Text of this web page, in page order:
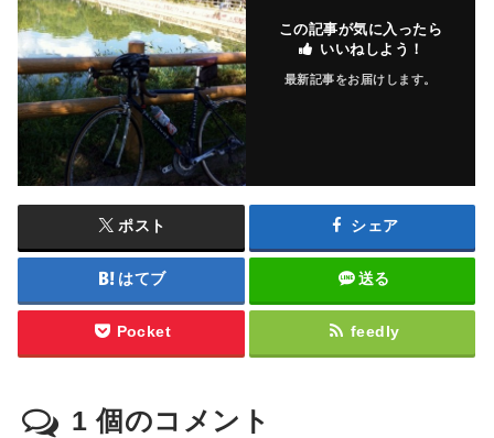
この記事が気に入ったら
いいねしよう！
最新記事をお届けします。
ポスト シェア
はてブ 送る
Pocket feedly
1 個のコメント